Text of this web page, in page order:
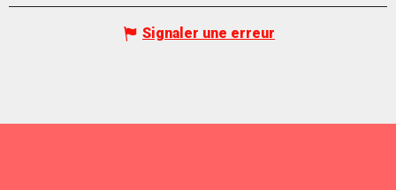
Signaler une erreur